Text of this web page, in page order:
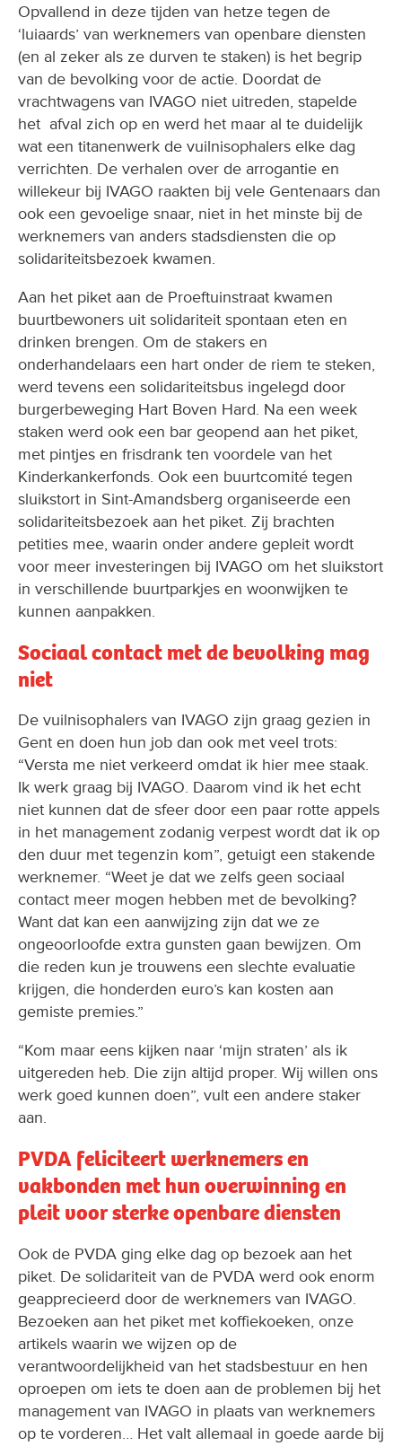
Opvallend in deze tijden van hetze tegen de
‘luiaards’ van werknemers van openbare diensten
(en al zeker als ze durven te staken) is het begrip
van de bevolking voor de actie. Doordat de
vrachtwagens van IVAGO niet uitreden, stapelde
het afval zich op en werd het maar al te duidelijk
wat een titanenwerk de vuilnisophalers elke dag
verrichten. De verhalen over de arrogantie en
willekeur bij IVAGO raakten bij vele Gentenaars dan
ook een gevoelige snaar, niet in het minste bij de
werknemers van anders stadsdiensten die op
solidariteitsbezoek kwamen.
Aan het piket aan de Proeftuinstraat kwamen
buurtbewoners uit solidariteit spontaan eten en
drinken brengen. Om de stakers en
onderhandelaars een hart onder de riem te steken,
werd tevens een solidariteitsbus ingelegd door
burgerbeweging Hart Boven Hard. Na een week
staken werd ook een bar geopend aan het piket,
met pintjes en frisdrank ten voordele van het
Kinderkankerfonds. Ook een buurtcomité tegen
sluikstort in Sint-Amandsberg organiseerde een
solidariteitsbezoek aan het piket. Zij brachten
petities mee, waarin onder andere gepleit wordt
voor meer investeringen bij IVAGO om het sluikstort
in verschillende buurtparkjes en woonwijken te
kunnen aanpakken.
Sociaal contact met de bevolking mag
niet
De vuilnisophalers van IVAGO zijn graag gezien in
Gent en doen hun job dan ook met veel trots:
“Versta me niet verkeerd omdat ik hier mee staak.
Ik werk graag bij IVAGO. Daarom vind ik het echt
niet kunnen dat de sfeer door een paar rotte appels
in het management zodanig verpest wordt dat ik op
den duur met tegenzin kom”, getuigt een stakende
werknemer. “Weet je dat we zelfs geen sociaal
contact meer mogen hebben met de bevolking?
Want dat kan een aanwijzing zijn dat we ze
ongeoorloofde extra gunsten gaan bewijzen. Om
die reden kun je trouwens een slechte evaluatie
krijgen, die honderden euro’s kan kosten aan
gemiste premies.”
“Kom maar eens kijken naar ‘mijn straten’ als ik
uitgereden heb. Die zijn altijd proper. Wij willen ons
werk goed kunnen doen”, vult een andere staker
aan.
PVDA feliciteert werknemers en
vakbonden met hun overwinning en
pleit voor sterke openbare diensten
Ook de PVDA ging elke dag op bezoek aan het
piket. De solidariteit van de PVDA werd ook enorm
geapprecieerd door de werknemers van IVAGO.
Bezoeken aan het piket met koffiekoeken, onze
artikels waarin we wijzen op de
verantwoordelijkheid van het stadsbestuur en hen
oproepen om iets te doen aan de problemen bij het
management van IVAGO in plaats van werknemers
op te vorderen… Het valt allemaal in goede aarde bij